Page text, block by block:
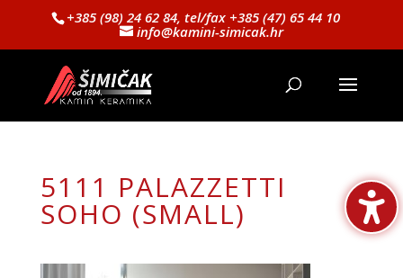
+385 (98) 24 62 84, tel/fax +385 (47) 65 44 10
info@kamini-simicak.hr
5111 PALAZZETTI
SOHO (SMALL)